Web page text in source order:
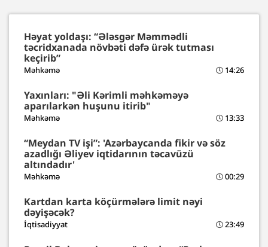
Həyat yoldaşı: “Ələsgər Məmmədli
təcridxanada növbəti dəfə ürək tutması
keçirib”
Məhkəmə 14:26
Yaxınları: "Əli Kərimli məhkəməyə
aparılarkən huşunu itirib"
Məhkəmə 13:33
“Meydan TV işi”: 'Azərbaycanda fikir və söz
azadlığı Əliyev iqtidarının təcavüzü
altındadır'
Məhkəmə 00:29
Kartdan karta köçürmələrə limit nəyi
dəyişəcək?
İqtisadiyyat 23:49